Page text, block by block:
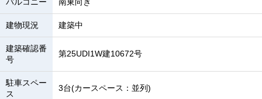
建物現況 建築中
建築確認番
号
第25UDI1W建10672号
駐車スペー
ス
3台(カースペース：並列)